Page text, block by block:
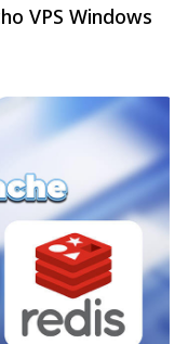
VPS Windows